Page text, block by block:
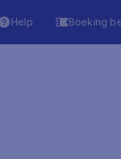
Help Boeking